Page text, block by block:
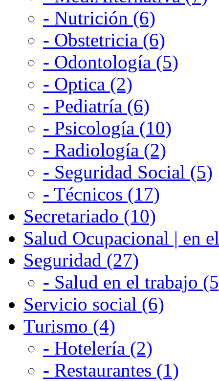
- Nutrición (6)
- Obstetricia (6)
- Odontología (5)
- Optica (2)
- Pediatría (6)
- Psicología (10)
- Radiología (2)
- Seguridad Social (5)
- Técnicos (17)
Secretariado (10)
Salud Ocupacional | en
Seguridad (27)
- Salud en el trabajo
Servicio social (6)
Turismo (4)
- Hotelería (2)
- Restaurantes (1)